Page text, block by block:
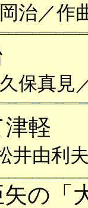
治／作
保真見
軽
井由利
の「